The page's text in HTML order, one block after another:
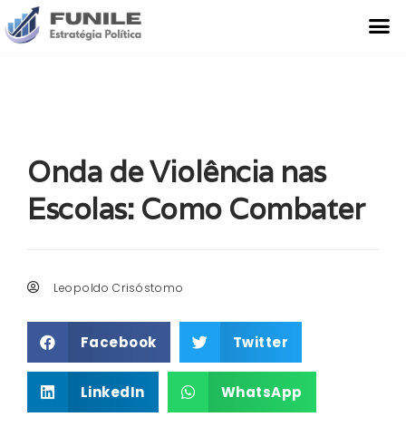
Onda de Violência nas
Escolas: Como Combater
Leopoldo Crisóstomo
Facebook Twitter
LinkedIn WhatsApp